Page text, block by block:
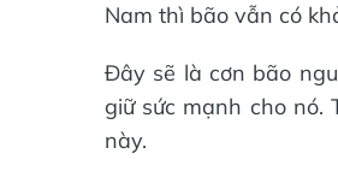
Nam thì bão vẫn có
Đây sẽ là cơn bão
giữ sức mạnh cho
này.